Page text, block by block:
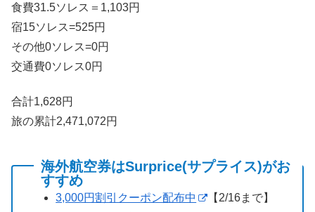
食費31.5ソレス＝1,103円
宿15ソレス=525円
その他0ソレス=0円
交通費0ソレス0円
合計1,628円
旅の累計2,471,072円
海外航空券はSurprice(サプライス)がお
すすめ
3,000円割引クーポン配布中
【2/16まで】